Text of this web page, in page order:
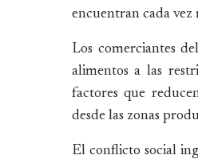
encuentran cada vez
Los comerciantes
alimentos a las
factores que
desde las zonas
El conflicto social